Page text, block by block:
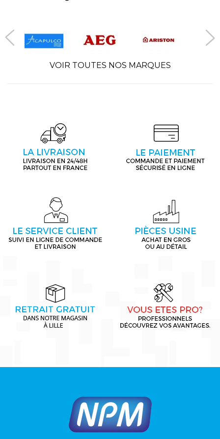
VOIR TOUTES NOS MARQUES